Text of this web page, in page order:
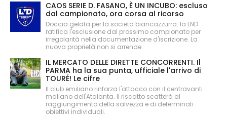
CAOS SERIE D. FASANO, È UN INCUBO: escluso
dal campionato, ora corsa al ricorso
Doccia gelata per la società biancazzurra: la LND
ratifica l'esclusione dal prossimo campionato per
irregolarità nella documentazione d'iscrizione. La
nuova proprietà non si arrende.
IL MERCATO DELLE DIRETTE CONCORRENTI. Il
PARMA ha la sua punta, ufficiale l'arrivo di
TOURÉ! Le cifre
Il club emiliano rinforza l'attacco con il centravanti
maliano dell'Atalanta. Il riscatto scatterà al
raggiungimento della salvezza e di determinati
obiettivi individuali.